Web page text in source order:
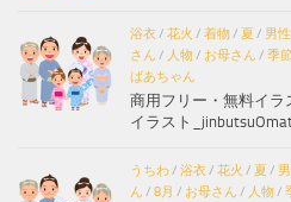
浴衣/ 花火 / 着物/ 夏 / 男性
さん / 人物/ お母さん / 季
ばあちゃん
商用フリー・無料イ
イラスト
うちわ/ 浴衣/ 花火 / 夏 /
ん / 8月 / お母さん / 人物/